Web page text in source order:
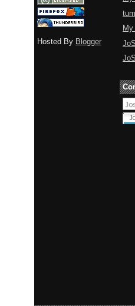
Hosted By Blogger